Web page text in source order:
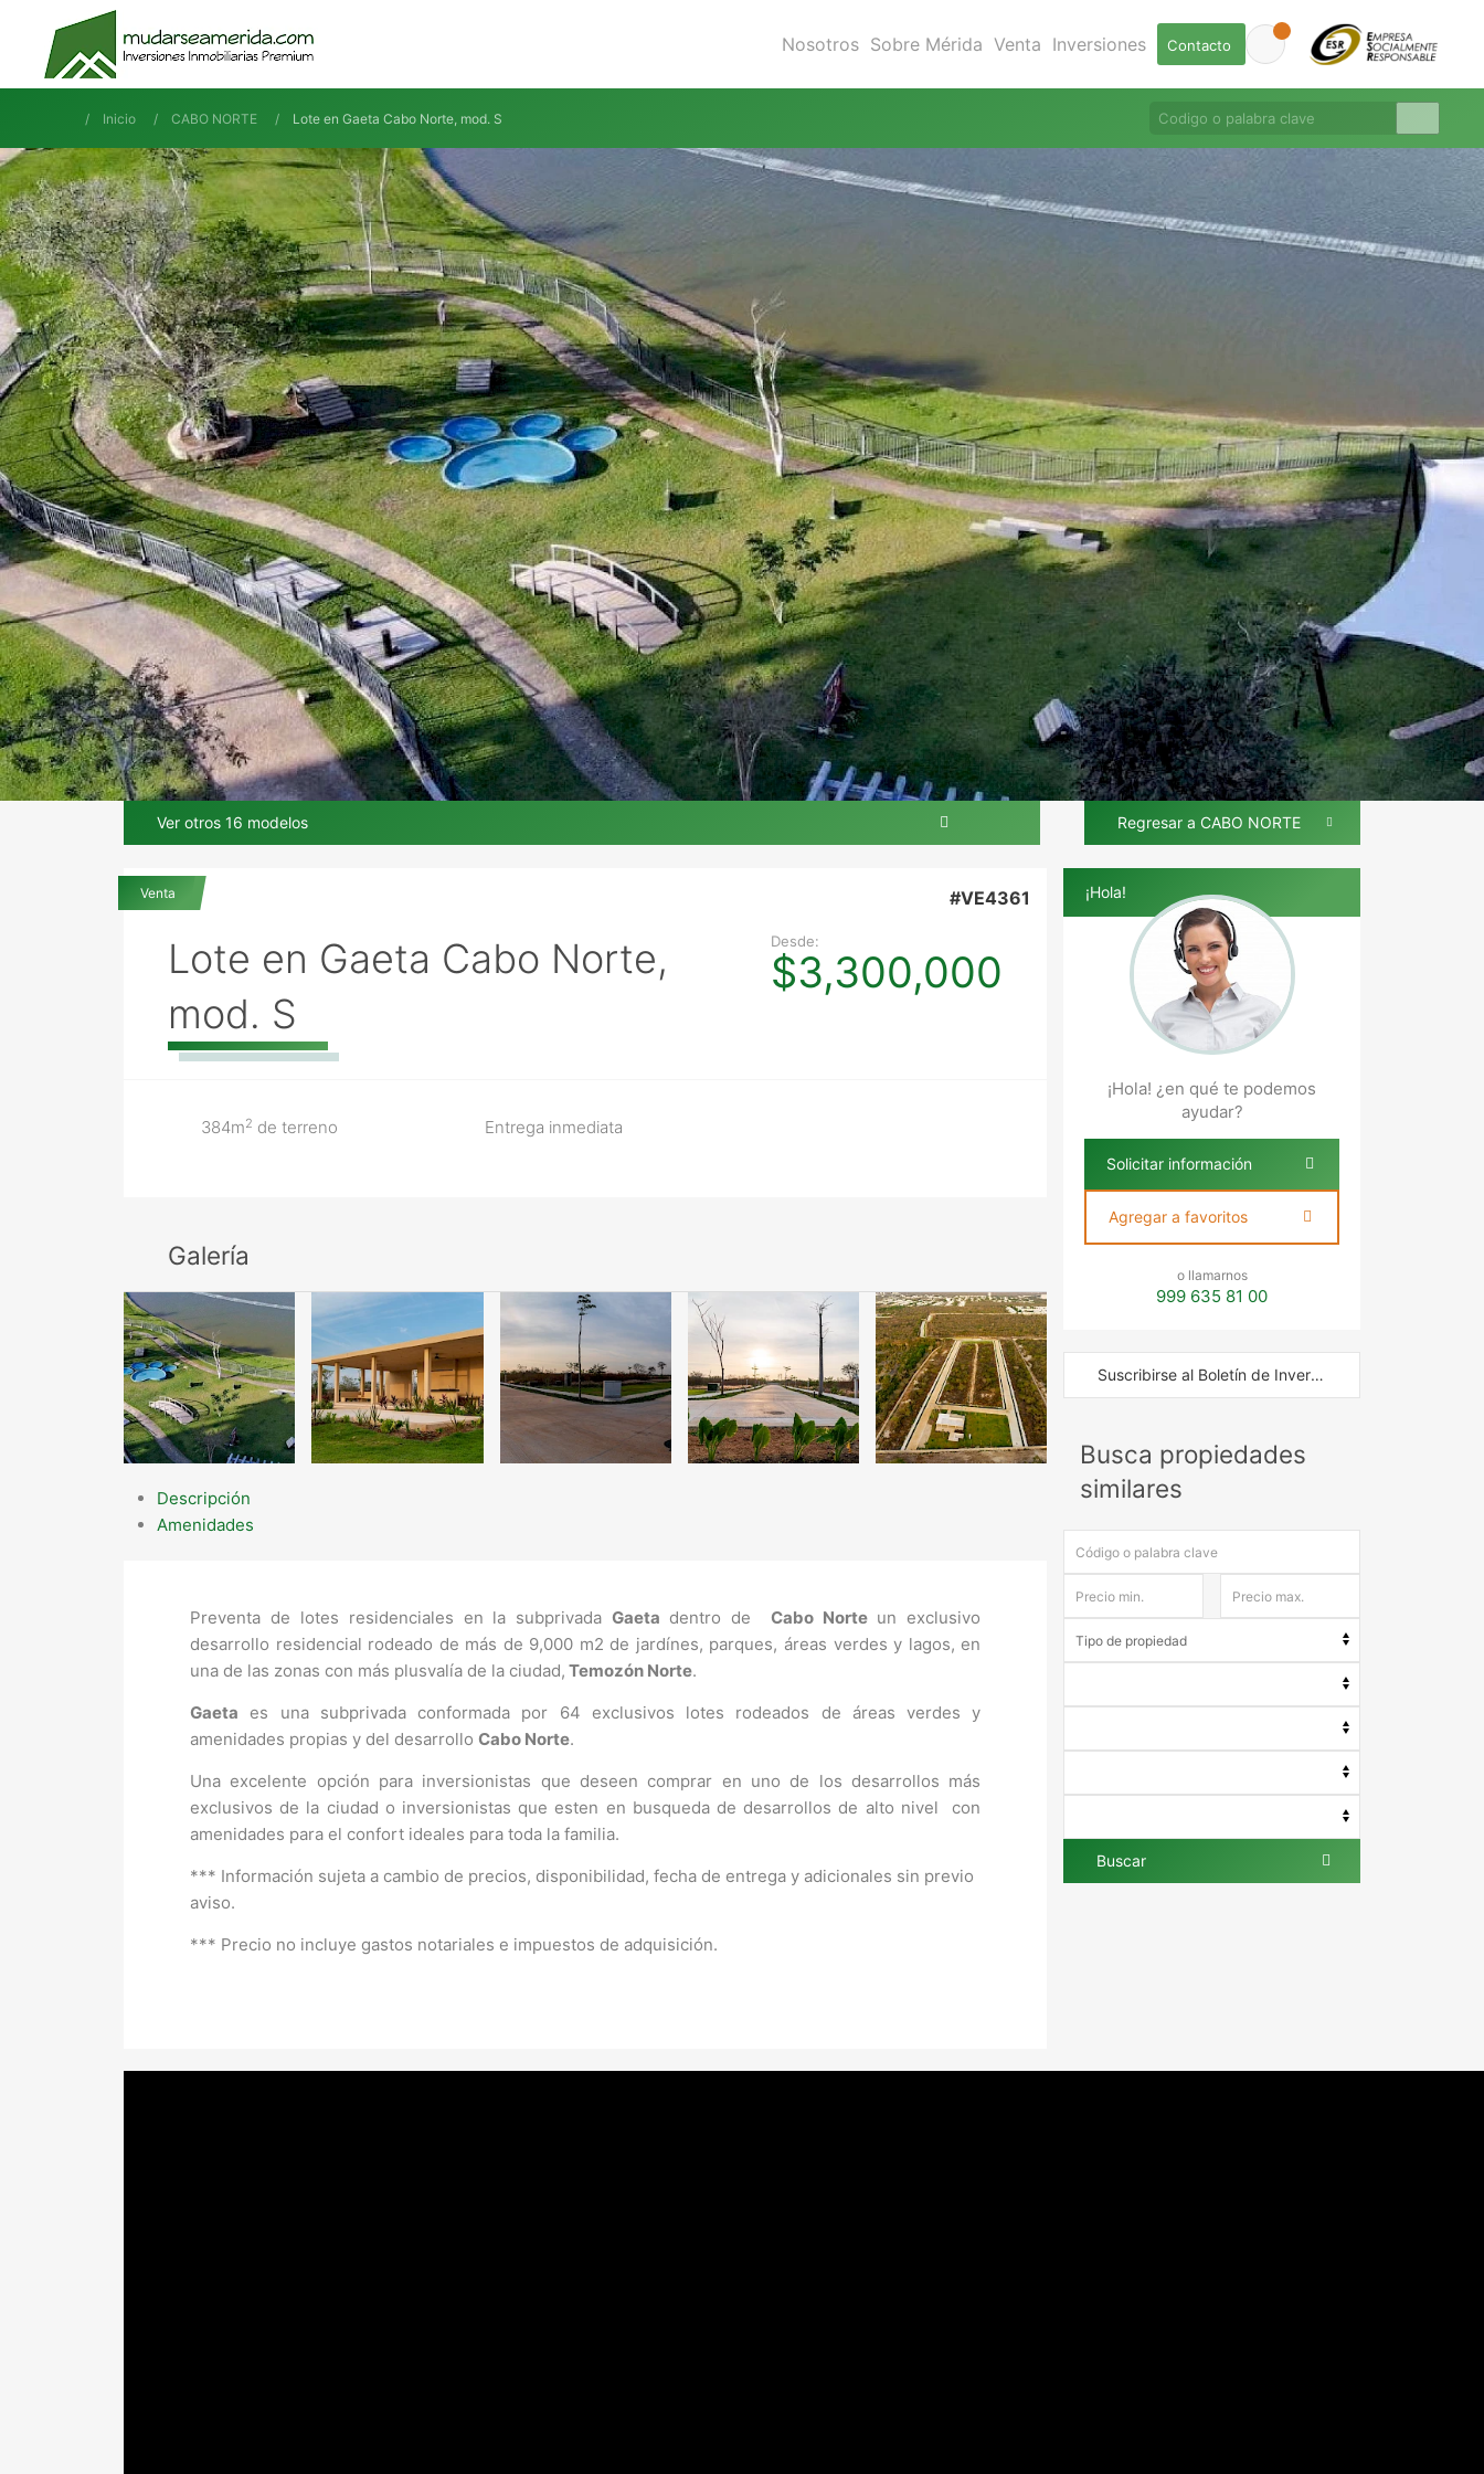
Nosotros Sobre Mérida Venta Inversiones Contacto
Inicio CABO NORTE Lote en Gaeta Cabo Norte, mod. S
Ver otros 16 modelos Regresar a CABO NORTE
Venta
Lote en Gaeta Cabo Norte,
mod. S
Desde:
$3,300,000
#VE4361
384m2 de terreno Entrega inmediata
Galería
Descripción
Amenidades
Preventa de lotes residenciales en la subprivadaGaeta dentro de Cabo Norteun exclusivo
desarrollo residencial rodeado de más de 9,000 m2 de jardínes, parques, áreas verdes y lagos, en
una de las zonas con más plusvalía de la ciudad, Temozón Norte.
Gaeta es una subprivada conformada por 64 exclusivos lotes rodeados de áreas verdes y
amenidades propias y del desarrollo Cabo Norte.
Una excelente opción para inversionistas que deseen comprar en uno de los desarrollos más
exclusivos de la ciudad o inversionistas que esten en busqueda de desarrollos de alto nivel con
amenidades para el confort ideales para toda la familia.
*** Información sujeta a cambio de precios, disponibilidad, fecha de entrega y adicionales sin previo
aviso.
*** Precio no incluye gastos notariales e impuestos de adquisición.
¡Hola!
¡Hola! ¿en qué te podemos
ayudar?
Solicitar información
Agregar a favoritos
o llamarnos
999 635 81 00
Suscribirse al Boletín de Inversión
Busca propiedades
similares
Buscar